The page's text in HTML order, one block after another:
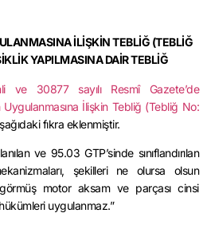
İLİŞKİN TEBLİĞ (TEBLİĞ
YAPILMASINA DAİR TEBLİĞ
ve 30877 sayılı Resmî Gazete’de
İlişkin Tebliğ (Tebliğ No:
fıkra eklenmiştir.
ve 95.03GTP’sindesınıflandırılan
şekilleri ne olursa olsun
motor aksam ve parçası cinsi
uygulanmaz.”